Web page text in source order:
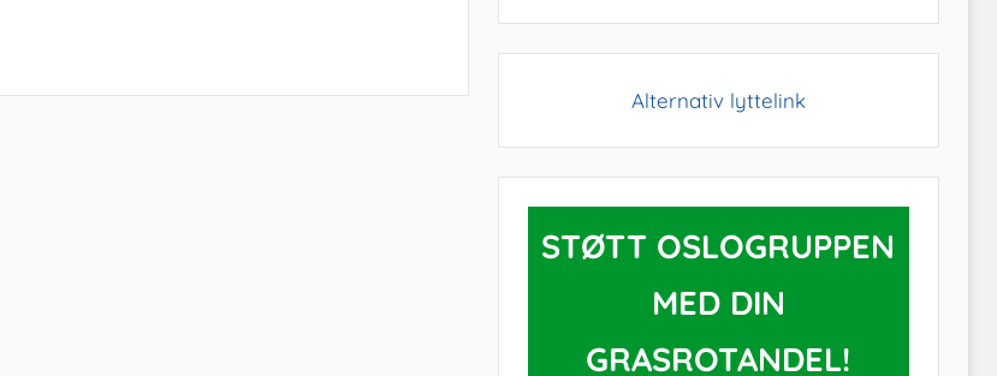
Alternativ lyttelink
STØTT OSLOGRUPPEN
MED DIN
GRASROTANDEL!